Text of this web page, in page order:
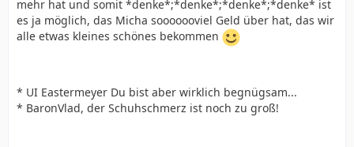
mehr hat und somit *denke*;*denke*;*denke*;*denke* ist
es ja möglich, das Micha sooooooviel Geld über hat, das wir
alle etwas kleines schönes bekommen
* UI Eastermeyer Du bist aber wirklich begnügsam...
* BaronVlad, der Schuhschmerz ist noch zu groß!